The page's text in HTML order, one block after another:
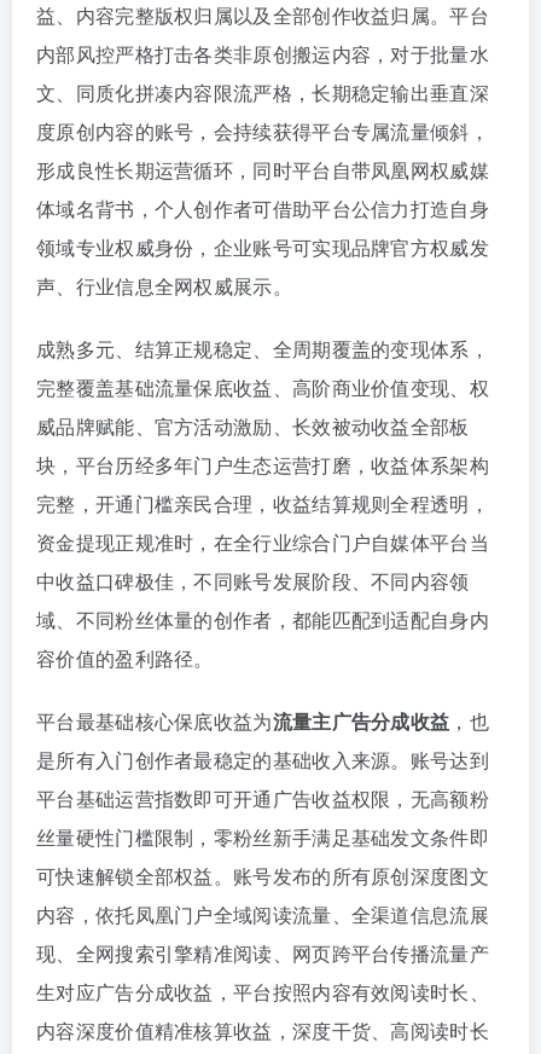
益、内容完整版权归属以及全部创作收益归属。平台
内部风控严格打击各类非原创搬运内容，对于批量水
文、同质化拼凑内容限流严格，长期稳定输出垂直深
度原创内容的账号，会持续获得平台专属流量倾斜，
形成良性长期运营循环，同时平台自带凤凰网权威媒
体域名背书，个人创作者可借助平台公信力打造自身
领域专业权威身份，企业账号可实现品牌官方权威发
声、行业信息全网权威展示。
成熟多元、结算正规稳定、全周期覆盖的变现体系，
完整覆盖基础流量保底收益、高阶商业价值变现、权
威品牌赋能、官方活动激励、长效被动收益全部板
块，平台历经多年门户生态运营打磨，收益体系架构
完整，开通门槛亲民合理，收益结算规则全程透明，
资金提现正规准时，在全行业综合门户自媒体平台当
中收益口碑极佳，不同账号发展阶段、不同内容领
域、不同粉丝体量的创作者，都能匹配到适配自身内
容价值的盈利路径。
平台最基础核心保底收益为流量主广告分成收益 ，也
是所有入门创作者最稳定的基础收入来源。账号达到
平台基础运营指数即可开通广告收益权限，无高额粉
丝量硬性门槛限制，零粉丝新手满足基础发文条件即
可快速解锁全部权益。账号发布的所有原创深度图文
内容，依托凤凰门户全域阅读流量、全渠道信息流展
现、全网搜索引擎精准阅读、网页跨平台传播流量产
生对应广告分成收益，平台按照内容有效阅读时长、
内容深度价值精准核算收益，深度干货、高阅读时长